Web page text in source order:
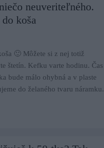
neuveriteľného.
koša
🙂 Môžete si z nej totiž
štetín. Kefku varte hodinu. Čas
bude málo ohybná a v plaste
do želaného tvaru náramku.